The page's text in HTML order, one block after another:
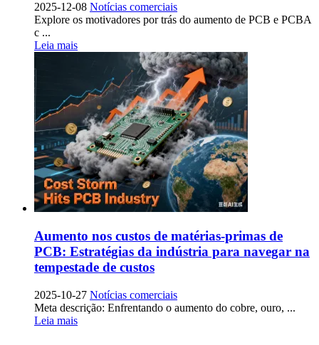
2025-12-08 Notícias comerciais
Explore os motivadores por trás do aumento de PCB e PCBA
c ...
Leia mais
Aumento nos custos de matérias-primas de
PCB: Estratégias da indústria para navegar na
tempestade de custos
2025-10-27 Notícias comerciais
Meta descrição: Enfrentando o aumento do cobre, ouro, ...
Leia mais